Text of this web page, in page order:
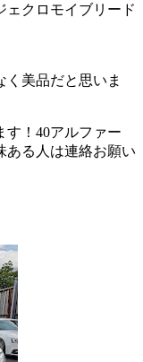
ェクロモイブリード
美品だと思いま
す！40アルファー
ある人は連絡お願い